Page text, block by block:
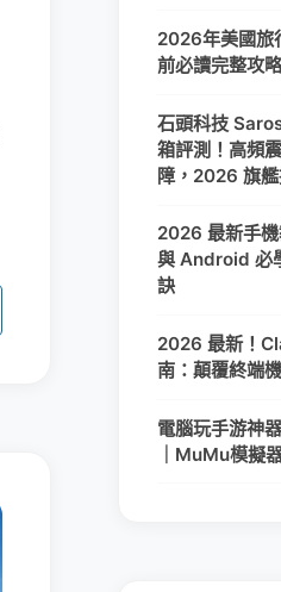
2026年美國旅
前必讀完整攻略
石頭科技
箱評測！高頻
障，2026 旗
2026 最新手
與 Android 必
訣
2026 最新！
南：顛覆終端
電腦玩手游神
｜MuMu模擬